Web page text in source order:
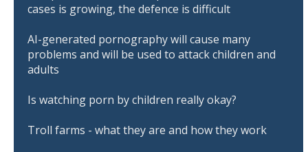
cases is growing, the defence is difficult
AI-generated pornography will cause many
problems and will be used to attack children and
adults
Is watching porn by children really okay?
Troll farms - what they are and how they work